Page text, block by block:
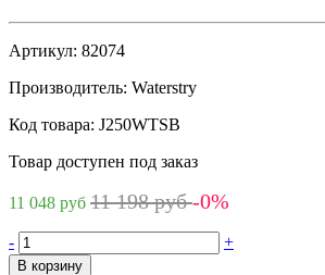
Артикул: 82074
Производитель: Waterstry
Код товара: J250WTSB
Товар доступен под заказ
11 048 руб 11 198 руб-0%
- +
В корзину